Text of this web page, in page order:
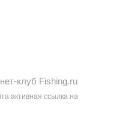
клуб Fishing.ru
активная ссылка на